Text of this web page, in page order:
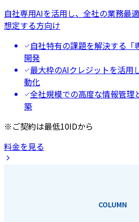
自社専用AIを活用し、全社の業務最
想定する方向け
自社特有の課題を解決する「
開発
最大枠のAIクレジットを活用
動化
全社規模での高度な情報管理
築
※ご契約は最低10IDから
料金を見る
COLUMN